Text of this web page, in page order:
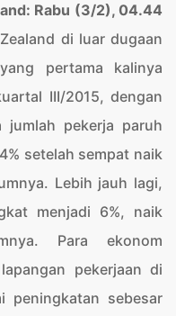
Rabu (3/2), 04.44
di luar dugaan
pertama kalinya
III/2015, dengan
jumlah pekerja paruh
setelah sempat naik
Lebih jauh lagi,
menjadi 6%, naik
Para ekonom
pekerjaan di
peningkatan sebesar